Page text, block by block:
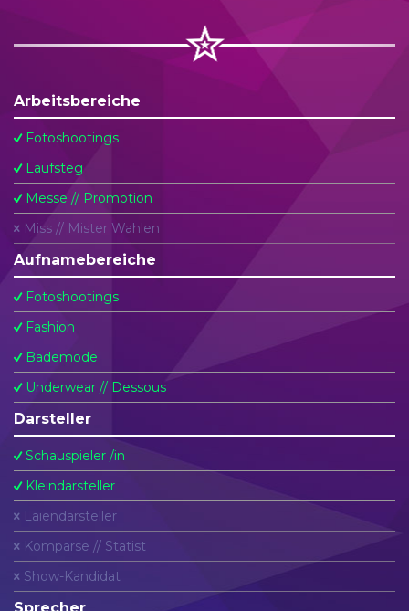
Arbeitsbereiche
Fotoshootings
Laufsteg
Messe // Promotion
Miss // Mister Wahlen
Aufnamebereiche
Fotoshootings
Fashion
Bademode
Underwear // Dessous
Darsteller
Schauspieler /in
Kleindarsteller
Laiendarsteller
Komparse // Statist
Show-Kandidat